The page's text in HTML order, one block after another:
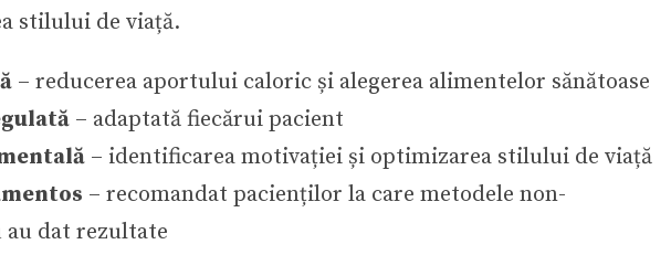
stilului de viață.
– reducerea aportului caloric și alegerea alimentelor sănătoase
– adaptată fiecărui pacient
– identificarea motivației și optimizarea stilului de viață
– recomandat pacienților la care metodele non-
au dat rezultate